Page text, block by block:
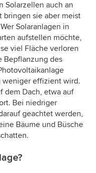
Solarzellen auch an
bringen sie aber meist
Solaranlagen in
aufstellen möchte,
viel Fläche verloren
Bepflanzung des
weniger effizient wird.
dem Dach, etwa auf
Bei niedriger
geachtet werden,
Bäume und Büsche